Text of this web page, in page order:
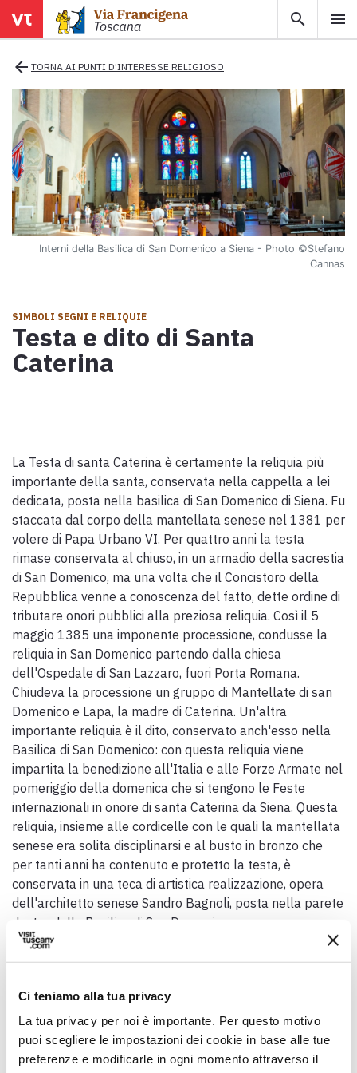
Ci teniamo alla tua privacy
La tua privacy per noi è importante. Per questo motivo
puoi scegliere le impostazioni dei cookie in base alle tue
preferenze e modificarle in ogni momento attraverso il
search menu
Territori
Tappe
Info utili
Mappa
Ebook
Scarica l'ebook "Ritratti Sottratti" di Enrico Caracciolo e Paolo
ITALIANO keyboard_arrow_up
menu close
arrow_back TORNA AI PUNTI D'INTERESSE RELIGIOSO
Interni della Basilica di San Domenico a Siena - Photo ©Stefano
Cannas
SIMBOLI SEGNI E RELIQUIE
Testa e dito di Santa
Caterina
La Testa di santa Caterina è certamente la reliquia più
importante della santa, conservata nella cappella a lei
dedicata, posta nella basilica di San Domenico di Siena. Fu
staccata dal corpo della mantellata senese nel 1381 per
volere di Papa Urbano VI. Per quattro anni la testa
rimase conservata al chiuso, in un armadio della sacrestia
di San Domenico, ma una volta che il Concistoro della
Repubblica venne a conoscenza del fatto, dette ordine di
tributare onori pubblici alla preziosa reliquia. Così il 5
maggio 1385 una imponente processione, condusse la
reliquia in San Domenico partendo dalla chiesa
dell'Ospedale di San Lazzaro, fuori Porta Romana.
Chiudeva la processione un gruppo di Mantellate di san
Domenico e Lapa, la madre di Caterina. Un'altra
importante reliquia è il dito, conservato anch'esso nella
Basilica di San Domenico: con questa reliquia viene
impartita la benedizione all'Italia e alle Forze Armate nel
pomeriggio della domenica che si tengono le Feste
internazionali in onore di santa Caterina da Siena. Questa
reliquia, insieme alle cordicelle con le quali la mantellata
senese era solita disciplinarsi e al busto in bronzo che
per tanti anni ha contenuto e protetto la testa, è
conservata in una teca di artistica realizzazione, opera
dell'architetto senese Sandro Bagnoli, posta nella parete
destra della Basilica di San Domenico.
Fonte: